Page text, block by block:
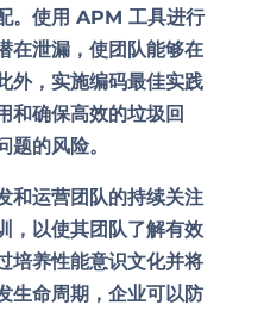
。使用 APM 工具进行
在泄漏，使团队能够在
外，实施编码最佳实践
和确保高效的垃圾回
的风险。
和运营团队的持续关注
，以使其团队了解有效
培养性能意识文化并将
生命周期，企业可以防